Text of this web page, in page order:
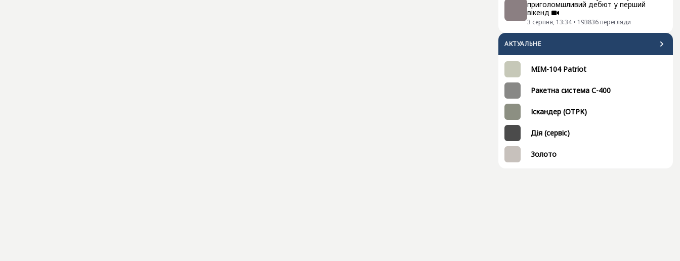
приголомшливий дебют у перший
вікенд
3 серпня, 13:34 • 193836 перегляди
АКТУАЛЬНЕ
MIM-104 Patriot
Ракетна система С-400
Іскандер (ОТРК)
Дія (сервіс)
Золото